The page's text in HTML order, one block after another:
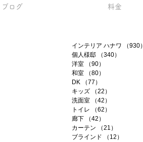
ブログ 料金
インテリア ハナワ （930）
個人様邸
（340）
洋室
（90）
和室
（80）
DK
（77）
キッズ
（22）
洗面室
（42）
トイレ
（62）
廊下
（42）
カーテン
（21）
ブラインド
（12）